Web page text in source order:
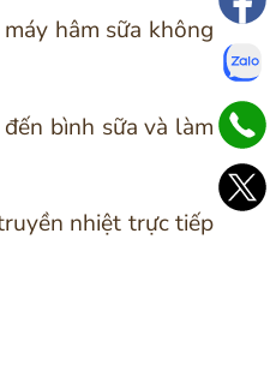
hâm sữa không
bình sữa và làm
nhiệt trực tiếp